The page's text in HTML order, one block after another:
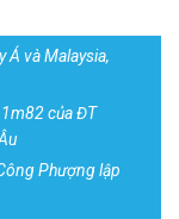
Á và Malaysia,
của ĐT
Phượng lập